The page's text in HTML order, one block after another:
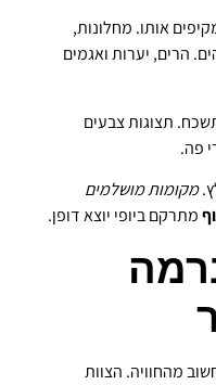
אותו. מחלונות,
הרים, יערות ואגמים
תצוגות צבעים
פה.
מקומות מושלמים
מתרקם ביופי יוצא דופן.
מהחוויה. הצוות